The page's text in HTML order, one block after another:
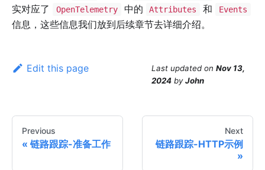
实对应了
OpenTelemetry 中的 Attributes 和 Events
信息，这些信息我们放到后续章节去详细介绍。
Edit this page Last updated on Nov 13,
2024 byJohn
Previous
链路跟踪-准备工作
Next
链路跟踪-HTTP示例